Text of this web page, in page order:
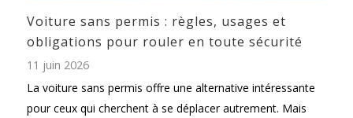
Voiture sans permis : règles, usages et
obligations pour rouler en toute sécurité
11 juin 2026
La voiture sans permis offre une alternative intéressante
pour ceux qui cherchent à se déplacer autrement. Mais